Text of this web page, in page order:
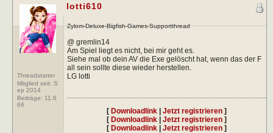
Threadstarter
Mitglied seit: S
ep 2014
Beiträge: 11.6
66
lotti610
Zylom-Deluxe-Bigfish-Games-Supportthread
@ gremlin14
Am Spiel liegt es nicht, bei mir geht es.
Siehe mal ob dein AV die Exe gelöscht hat, wenn das der F
all sein sollte diese wieder herstellen.
LG lotti
[ Downloadlink| Jetzt registrieren]
[ Downloadlink| Jetzt registrieren]
[ Downloadlink| Jetzt registrieren]